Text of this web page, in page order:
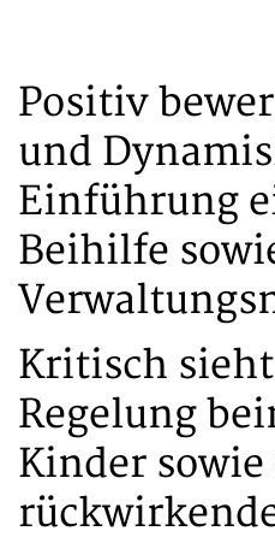
Positiv
und
Einführung
Beihilfe
Kritisch
Regelung
Kinder